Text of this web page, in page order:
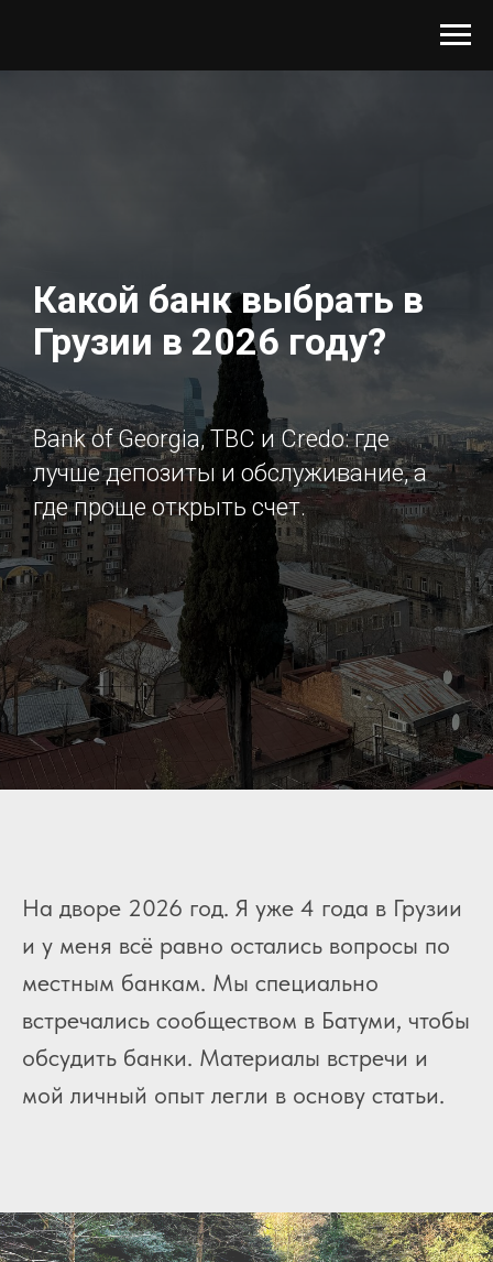
Какой банк выбрать в
Грузии в 2026 году?
Bank of Georgia, TBC и Credo: где
лучше депозиты и обслуживание, а
где проще открыть счет.
На дворе 2026 год. Я уже 4 года в Грузии
и у меня всё равно остались вопросы по
местным банкам. Мы специально
встречались сообществом в Батуми, чтобы
обсудить банки. Материалы встречи и
мой личный опыт легли в основу статьи.